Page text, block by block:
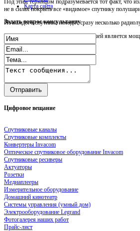
Под этим термином подразумевается тот факт, что
не в силах покрыть все «видимое» спутнику
Из каждого спутника исходят сразу несколько
Чем ближе к центру зоны, тем большей является
Карта сайта
Задатьвопрос консультанту
Цифровое вещание
Спутниковые каналы
Спутниковые комплекты
Конвертеры Invacom
Оптическое спутниковое оборудование Invacom
Спутниковые ресиверы
Актуаторы
Розетки
Медиаплееры
Измерительное оборудование
Домашний кинотеатр
Системы управления (умный дом)
Электрооборудование Legrand
Фотогалерея наших работ
Прайс-лист